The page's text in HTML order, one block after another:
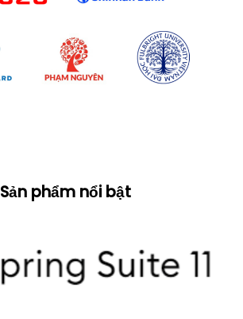
Sản phẩm nổi bật